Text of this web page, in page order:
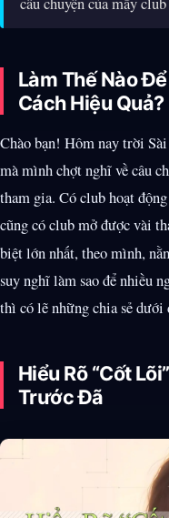
Làm Thế Nào
Cách Hiệu
Chào bạn! Hôm nay trời
mà mình chợt nghĩ về câu
tham gia. Có club hoạt
cũng có club mở được vài
biệt lớn nhất, theo mình,
suy nghĩ làm sao để nhiều
thì có lẽ những chia sẻ dưới
Hiểu Rõ “Cốt
Trước Đã